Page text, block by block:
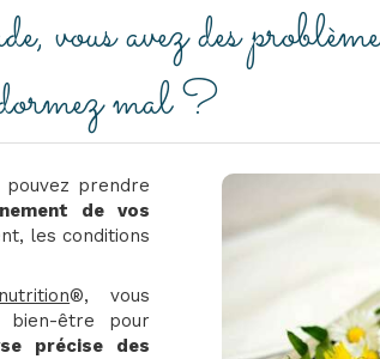
vous avez des
mal ?
prendre
de vos
les conditions
®, vous
bien-être pour
précise des